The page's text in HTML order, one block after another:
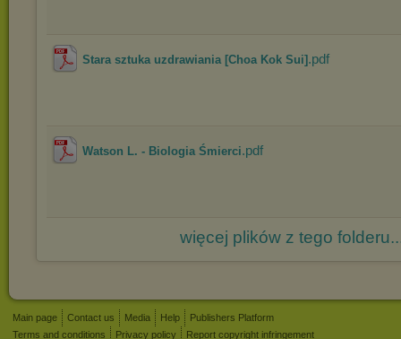
Stara sztuka uzdrawiania [Choa Kok Sui] .pdf
Watson L. - Biologia Śmierci.pdf
więcej plików z tego
Main page Contact us Media Help
Publishers Platform
Terms and conditions
Privacy policy Report copyright infringement